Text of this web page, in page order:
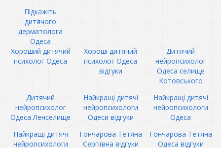
Підкажіть
дитячого
дерматолога
Одеса
Хороший дитячий
психолог Одеса
Хороші дитячий
психолог Одеса
відгуки
Дитячий
нейропсихолог
Одеса селище
Котовського
Дитячий
нейропсихолог
Одеса Ленселище
Найкращі дитячі
нейропсихологи
Одеси відгуки
Найкращі дитячі
нейропсихологи
Одеса
Найкращі дитячі
нейропсихологи
Гончарова Тетяна
Сергіївна відгуки
Гончарова Тетяна
Одеса відгуки